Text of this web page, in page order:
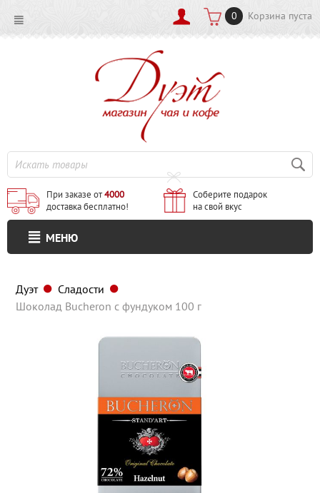
0 Корзина пуста
При заказе от4000
доставка бесплатно!
Соберите подарок
на свой вкус
МЕНЮ
Дуэт
Сладости
Шоколад Bucheron с фундуком 100 г